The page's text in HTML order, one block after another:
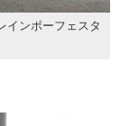
インボーフェスタ